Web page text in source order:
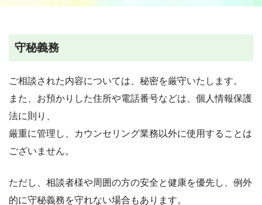
守秘義務
ご相談された内容については、秘密を厳守いたします。
また、お預かりした住所や電話番号などは、個人情報保護
法に則り、
厳重に管理し、カウンセリング業務以外に使用することは
ございません。
ただし、相談者様や周囲の方の安全と健康を優先し、例外
的に守秘義務を守れない場合もあります。